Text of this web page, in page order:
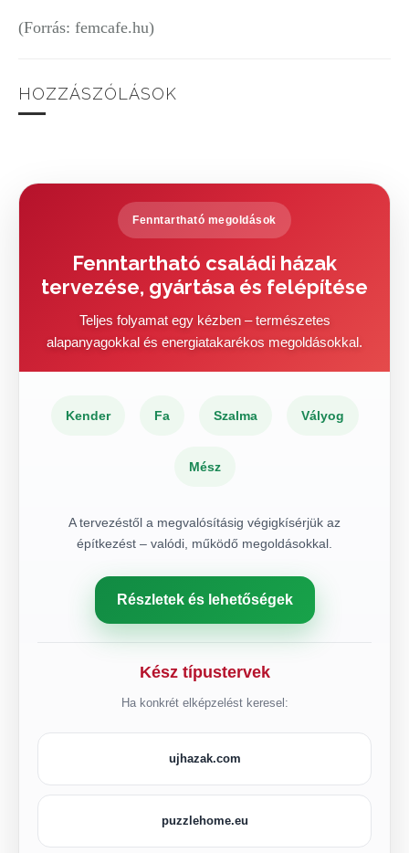
(Forrás: femcafe.hu)
HOZZÁSZÓLÁSOK
Fenntartható megoldások
Fenntartható családi házak
tervezése, gyártása és felépítése
Teljes folyamat egy kézben – természetes
alapanyagokkal és energiatakarékos megoldásokkal.
Kender Fa Szalma Vályog
Mész
A tervezéstől a megvalósításig végigkísérjük az
építkezést – valódi, működő megoldásokkal.
Részletek és lehetőségek
Kész típustervek
Ha konkrét elképzelést keresel:
ujhazak.com
puzzlehome.eu